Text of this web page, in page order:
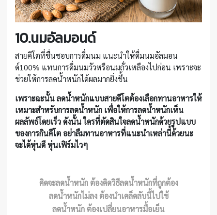
10.นมอัลมอนด์
สายคีโตที่ชื่นชอบการดื่มนม แนะนำให้ดื่มนมอัลมอน
ด์100% แทนการดื่มนมวัวหรือนมถั่วเหลืองไปก่อน เพราะจะ
ช่วยให้การลดน้ำหนักได้ผลมากยิ่งขึ้น
เพราะฉะนั้น ลดน้ำหนักแบบสายคีโตต้องเลือกทานอาหารให้
เหมาะสำหรับการลดน้ำหนัก เพื่อให้การลดน้ำหนักเห็น
ผลลัพธ์โดยเร็ว ดังนั้น ใครที่ตัดสินใจลดน้ำหนักด้วยรูปแบบ
ของการกินคีโต อย่าลืมทานอาหารที่แนะนำเหล่านี้ด้วยนะ
จะได้หุ่นดี หุ่นเฟิร์มไวๆ
คิดจะลดน้ำหนัก ต้องคิดวิธีลดน้ำหนักที่ถูกต้อง
ลดน้ำหนักไม่ลง ต้องนำเคล็ดลับนี้ไปใช้
ลดน้ำหนัก ต้องเปลี่ยนอาหารมื้อเย็น